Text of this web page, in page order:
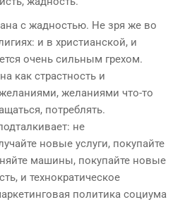
с жадностью. Не зря же во
и в христианской, и
очень сильным грехом.
как страстность и
желаниями что-то
потреблять.
не
новые услуги, покупайте
машины, покупайте новые
и технократическое
политика социума